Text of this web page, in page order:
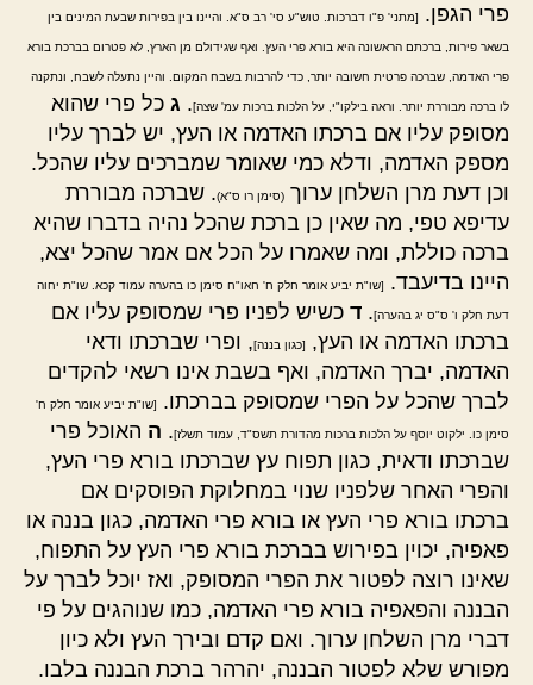
פרי הגפן.
[מתני' פ"ו דברכות. טוש"ע סי' רב ס"א. והיינו בין בפירות שבעת המינים בין
בשאר פירות, ברכתם הראשונה היא בורא פרי העץ. ואף שגידולם מן הארץ, לא פטרום בברכת בורא
פרי האדמה, שברכה פרטית חשובה יותר, כדי להרבות בשבח המקום. והיין נתעלה לשבח, ונתקנה
לו ברכה מבוררת יותר. וראה בילקו"י, על הלכות ברכות עמ' שצה]. ג כל פרי שהוא
מסופק עליו אם ברכתו האדמה או העץ, יש לברך עליו
מספק האדמה, ודלא כמי שאומר שמברכים עליו שהכל.
וכן דעת מרן השלחן ערוך (סימן רו ס"א). שברכה מבוררת
עדיפא טפי, מה שאין כן ברכת שהכל נהיה בדברו שהיא
ברכה כוללת, ומה שאמרו על הכל אם אמר שהכל יצא,
היינו בדיעבד.
[שו"ת יביע אומר חלק ח' חאו"ח סימן כו בהערה עמוד קכא. שו"ת יחוה
דעת חלק ו' ס"ס יג בהערה]. ד כשיש לפניו פרי שמסופק עליו אם
ברכתו האדמה או העץ,
[כגון בננה], ופרי שברכתו ודאי
האדמה, יברך האדמה, ואף בשבת אינו רשאי להקדים
לברך שהכל על הפרי שמסופק בברכתו.
[שו"ת יביע אומר חלק ח'
סימן כו. ילקוט יוסף על הלכות ברכות מהדורת תשס"ד, עמוד תשלז]. ה האוכל פרי
שברכתו ודאית, כגון תפוח עץ שברכתו בורא פרי העץ,
והפרי האחר שלפניו שנוי במחלוקת הפוסקים אם
ברכתו בורא פרי העץ או בורא פרי האדמה, כגון בננה או
פאפיה, יכוין בפירוש בברכת בורא פרי העץ על התפוח,
שאינו רוצה לפטור את הפרי המסופק, ואז יוכל לברך על
הבננה והפאפיה בורא פרי האדמה, כמו שנוהגים על פי
דברי מרן השלחן ערוך. ואם קדם ובירך העץ ולא כיון
מפורש שלא לפטור הבננה, יהרהר ברכת הבננה בלבו.